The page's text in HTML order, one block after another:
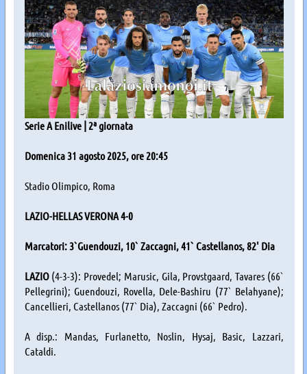
Serie A Enilive | 2ª giornata
Domenica 31 agosto 2025, ore 20:45
Stadio Olimpico, Roma
LAZIO-HELLAS VERONA 4-0
Marcatori: 3`Guendouzi, 10` Zaccagni, 41` Castellanos, 82' Dia
LAZIO(4-3-3): Provedel; Marusic, Gila, Provstgaard, Tavares (66`
Pellegrini); Guendouzi, Rovella, Dele-Bashiru (77` Belahyane);
Cancellieri, Castellanos (77` Dia), Zaccagni (66` Pedro).
A disp.: Mandas, Furlanetto, Noslin, Hysaj, Basic, Lazzari,
Cataldi.